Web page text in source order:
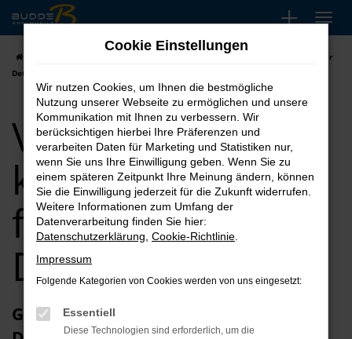
Zum
Hauptinhalt
springen
VW Sharan kaufen, leasen, finanzieren für
Detmold
VW Sharan
kaufen, leasen,
finanzieren für
Detmold
Glückwunsch zum VW Sharan in
Cookie Einstellungen
Wir nutzen Cookies, um Ihnen die bestmögliche
Nutzung unserer Webseite zu ermöglichen und unsere
Kommunikation mit Ihnen zu verbessern. Wir
berücksichtigen hierbei Ihre Präferenzen und
verarbeiten Daten für Marketing und Statistiken nur,
wenn Sie uns Ihre Einwilligung geben. Wenn Sie zu
einem späteren Zeitpunkt Ihre Meinung ändern, können
Sie die Einwilligung jederzeit für die Zukunft widerrufen.
Weitere Informationen zum Umfang der
Datenverarbeitung finden Sie hier:
Datenschutzerklärung Cookie-Richtlinie
Impressum
Folgende Kategorien von Cookies werden von uns eingesetzt:
Essentiell
Diese Technologien sind erforderlich, um die